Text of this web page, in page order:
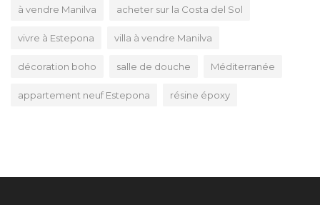
à vendre Manilva acheter sur la Costa del Sol
vivre à Estepona villa à vendre Manilva
décoration boho salle de douche Méditerranée
appartement neuf Estepona résine époxy